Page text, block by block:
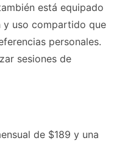
está equipado
y uso compartido que
personales.
sesiones de
de $189 y una